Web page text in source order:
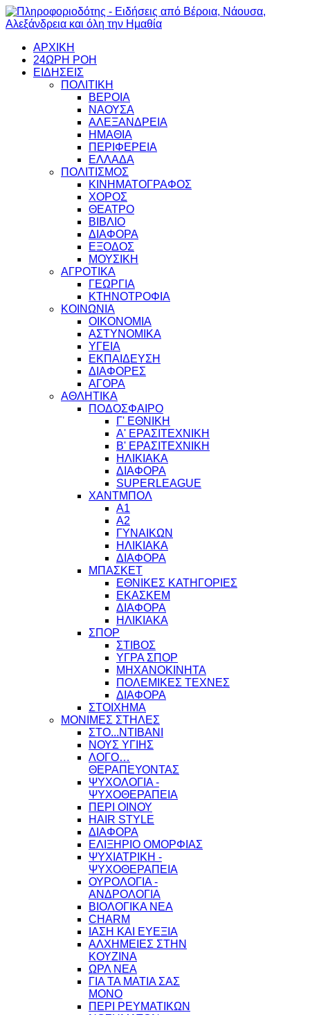
ΑΡΧΙΚΗ
24ΩΡΗ ΡΟΗ
ΕΙΔΗΣΕΙΣ
ΠΟΛΙΤΙΚΗ
ΒΕΡΟΙΑ
ΝΑΟΥΣΑ
ΑΛΕΞΑΝΔΡΕΙΑ
ΗΜΑΘΙΑ
ΠΕΡΙΦΕΡΕΙΑ
ΕΛΛΑΔΑ
ΠΟΛΙΤΙΣΜΟΣ
ΚΙΝΗΜΑΤΟΓΡΑΦΟΣ
ΧΟΡΟΣ
ΘΕΑΤΡΟ
ΒΙΒΛΙΟ
ΔΙΑΦΟΡΑ
ΕΞΟΔΟΣ
ΜΟΥΣΙΚΗ
ΑΓΡΟΤΙΚΑ
ΓΕΩΡΓΙΑ
ΚΤΗΝΟΤΡΟΦΙΑ
ΚΟΙΝΩΝΙΑ
ΟΙΚΟΝΟΜΙΑ
ΑΣΤΥΝΟΜΙΚΑ
ΥΓΕΙΑ
ΕΚΠΑΙΔΕΥΣΗ
ΔΙΑΦΟΡΕΣ
ΑΓΟΡΑ
ΑΘΛΗΤΙΚΑ
ΠΟΔΟΣΦΑΙΡΟ
Γ' ΕΘΝΙΚΗ
Α' ΕΡΑΣΙΤΕΧΝΙΚΗ
Β' ΕΡΑΣΙΤΕΧΝΙΚΗ
ΗΛΙΚΙΑΚΑ
ΔΙΑΦΟΡΑ
SUPERLEAGUE
ΧΑΝΤΜΠΟΛ
Α1
Α2
ΓΥΝΑΙΚΩΝ
ΗΛΙΚΙΑΚΑ
ΔΙΑΦΟΡΑ
ΜΠΑΣΚΕΤ
ΕΘΝΙΚΕΣ ΚΑΤΗΓΟΡΙΕΣ
ΕΚΑΣΚΕΜ
ΔΙΑΦΟΡΑ
ΗΛΙΚΙΑΚΑ
ΣΠΟΡ
ΣΤΙΒΟΣ
ΥΓΡΑ ΣΠΟΡ
ΜΗΧΑΝΟΚΙΝΗΤΑ
ΠΟΛΕΜΙΚΕΣ ΤΕΧΝΕΣ
ΔΙΑΦΟΡΑ
ΣΤΟΙΧΗΜΑ
ΜΟΝΙΜΕΣ ΣΤΗΛΕΣ
ΣΤΟ...ΝΤΙΒΑΝΙ
ΝΟΥΣ ΥΓΙΗΣ
ΛΟΓΟ…
ΘΕΡΑΠΕΥΟΝΤΑΣ
ΨΥΧΟΛΟΓΙΑ -
ΨΥΧΟΘΕΡΑΠΕΙΑ
ΠΕΡΙ ΟΙΝΟΥ
HAIR STYLE
ΔΙΑΦΟΡΑ
ΕΛΙΞΗΡΙΟ ΟΜΟΡΦΙΑΣ
ΨΥΧΙΑΤΡΙΚΗ -
ΨΥΧΟΘΕΡΑΠΕΙΑ
ΟΥΡΟΛΟΓΙΑ -
ΑΝΔΡΟΛΟΓΙΑ
ΒΙΟΛΟΓΙΚΑ ΝΕΑ
CHARM
ΙΑΣΗ ΚΑΙ ΕΥΕΞΙΑ
ΑΛΧΗΜΕΙΕΣ ΣΤΗΝ
ΚΟΥΖΙΝΑ
ΩΡΛ ΝEA
ΓΙΑ ΤΑ ΜΑΤΙΑ ΣΑΣ
ΜΟΝΟ
ΠΕΡΙ ΡΕΥΜΑΤΙΚΩΝ